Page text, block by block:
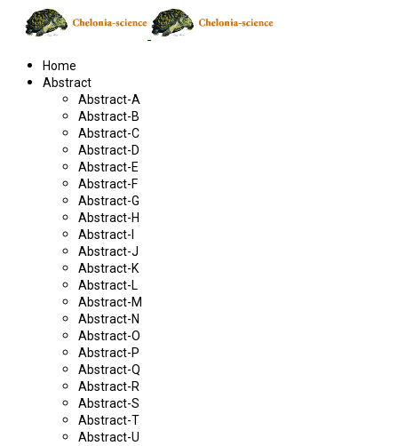
Home
Abstract
Abstract-A
Abstract-B
Abstract-C
Abstract-D
Abstract-E
Abstract-F
Abstract-G
Abstract-H
Abstract-I
Abstract-J
Abstract-K
Abstract-L
Abstract-M
Abstract-N
Abstract-O
Abstract-P
Abstract-Q
Abstract-R
Abstract-S
Abstract-T
Abstract-U